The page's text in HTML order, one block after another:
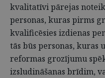
kvalitatīvi pārejas
personas, kuras pirms
kvalificēsies izdienas
tās būs personas, kuras
reformas grozījumu
izsludināšanas brīdim,